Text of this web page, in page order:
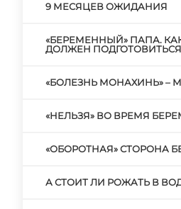
9 МЕСЯЦЕВ ОЖИДАНИЯ
«БЕРЕМЕННЫЙ» ПАПА.
ДОЛЖЕН
«БОЛЕЗНЬ МОНАХИНЬ» –
«НЕЛЬЗЯ» ВО ВРЕМЯ
«ОБОРОТНАЯ» СТОРОНА
А СТОИТ ЛИ РОЖАТЬ В